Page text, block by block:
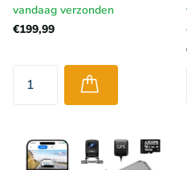
om een plaats op aarde te
gelanceerd om destijds te
van strijdkrachten van het
bestaat uit 24 satellieten die in
draaien en met bepaalde
signalen kunnen op aarde
ontvanger om op die manier vrij
vandaag verzonden
€199,99